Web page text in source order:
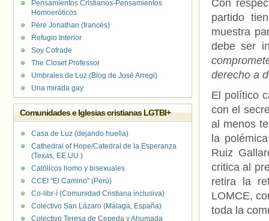
Con
partido
muestra
debe ser
derecho a
El político
con el
al menos
la
Ruiz
critica al
retira la
LOMCE,
toda la
Pensamientos Cristianos-Pensamientos
Homoeróticos
Père Jonathan (francés)
Refugio Interior
Soy Cofrade
The Closet Professor
Umbrales de Luz (Blog de José Arregi)
Una mirada gay
Comunidades e Iglesias cristianas LGTBI+
Casa de Luz (dejando huella)
Cathedral of Hope/Catedral de la Esperanza
(Texas, EE.UU.)
Católicos homo y bisexuales
CCEI "El Camino" (Perú)
Co-libr-í (Comunidad Cristiana inclusiva)
Colectivo San Lázaro (Málaga, España)
Colectivo Teresa de Cepeda y Ahumada